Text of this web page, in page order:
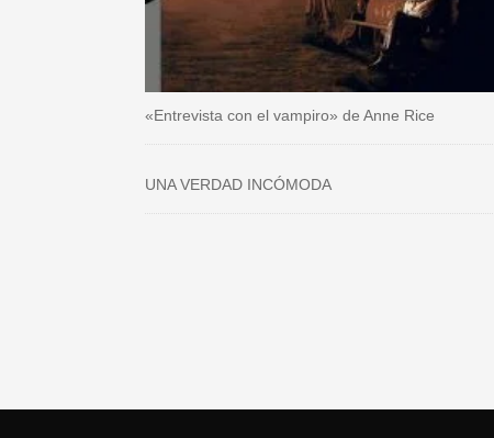
«Entrevista con el vampiro» de Anne Rice
UNA VERDAD INCÓMODA